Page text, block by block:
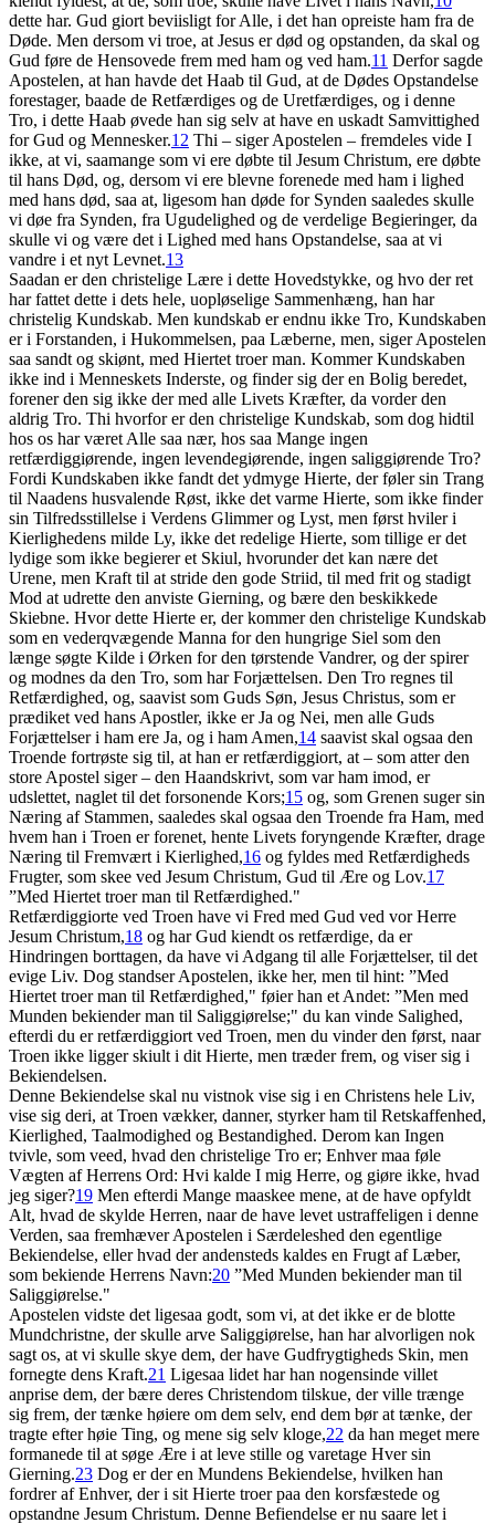
dette har. Gud giort beviisligt for Alle, i det han opreiste ham fra de
Døde. Men dersom vi troe, at Jesus er død og opstanden, da skal og
Gud føre de Hensovede frem med ham og ved ham.11 Derfor sagde
Apostelen, at han havde det Haab til Gud, at de Dødes Opstandelse
forestager, baade de Retfærdiges og de Uretfærdiges, og i denne
Tro, i dette Haab øvede han sig selv at have en uskadt Samvittighed
for Gud og Mennesker.12 Thi – siger Apostelen – fremdeles vide I
ikke, at vi, saamange som vi ere døbte til Jesum Christum, ere døbte
til hans Død, og, dersom vi ere blevne forenede med ham i lighed
med hans død, saa at, ligesom han døde for Synden saaledes skulle
vi døe fra Synden, fra Ugudelighed og de verdelige Begieringer, da
skulle vi og være det i Lighed med hans Opstandelse, saa at vi
vandre i et nyt Levnet.13
Saadan er den christelige Lære i dette Hovedstykke, og hvo der ret
har fattet dette i dets hele, uopløselige Sammenhæng, han har
christelig Kundskab. Men kundskab er endnu ikke Tro, Kundskaben
er i Forstanden, i Hukommelsen, paa Læberne, men, siger Apostelen
saa sandt og skiønt, med Hiertet troer man. Kommer Kundskaben
ikke ind i Menneskets Inderste, og finder sig der en Bolig beredet,
forener den sig ikke der med alle Livets Kræfter, da vorder den
aldrig Tro. Thi hvorfor er den christelige Kundskab, som dog hidtil
hos os har været Alle saa nær, hos saa Mange ingen
retfærdiggiørende, ingen levendegiørende, ingen saliggiørende Tro?
Fordi Kundskaben ikke fandt det ydmyge Hierte, der føler sin Trang
til Naadens husvalende Røst, ikke det varme Hierte, som ikke finder
sin Tilfredsstillelse i Verdens Glimmer og Lyst, men først hviler i
Kierlighedens milde Ly, ikke det redelige Hierte, som tillige er det
lydige som ikke begierer et Skiul, hvorunder det kan nære det
Urene, men Kraft til at stride den gode Striid, til med frit og stadigt
Mod at udrette den anviste Gierning, og bære den beskikkede
Skiebne. Hvor dette Hierte er, der kommer den christelige Kundskab
som en vederqvægende Manna for den hungrige Siel som den
længe søgte Kilde i Ørken for den tørstende Vandrer, og der spirer
og modnes da den Tro, som har Forjættelsen. Den Tro regnes til
Retfærdighed, og, saavist som Guds Søn, Jesus Christus, som er
prædiket ved hans Apostler, ikke er Ja og Nei, men alle Guds
Forjættelser i ham ere Ja, og i ham Amen,14 saavist skal ogsaa den
Troende fortrøste sig til, at han er retfærdiggiort, at – som atter den
store Apostel siger – den Haandskrivt, som var ham imod, er
udslettet, naglet til det forsonende Kors;15 og, som Grenen suger sin
Næring af Stammen, saaledes skal ogsaa den Troende fra Ham, med
hvem han i Troen er forenet, hente Livets foryngende Kræfter, drage
Næring til Fremvært i Kierlighed,16 og fyldes med Retfærdigheds
Frugter, som skee ved Jesum Christum, Gud til Ære og Lov.17
”Med Hiertet troer man til Retfærdighed."
Retfærdiggiorte ved Troen have vi Fred med Gud ved vor Herre
Jesum Christum,18 og har Gud kiendt os retfærdige, da er
Hindringen borttagen, da have vi Adgang til alle Forjættelser, til det
evige Liv. Dog standser Apostelen, ikke her, men til hint: ”Med
Hiertet troer man til Retfærdighed," føier han et Andet: ”Men med
Munden bekiender man til Saliggiørelse;" du kan vinde Salighed,
efterdi du er retfærdiggiort ved Troen, men du vinder den først, naar
Troen ikke ligger skiult i dit Hierte, men træder frem, og viser sig i
Bekiendelsen.
Denne Bekiendelse skal nu vistnok vise sig i en Christens hele Liv,
vise sig deri, at Troen vækker, danner, styrker ham til Retskaffenhed,
Kierlighed, Taalmodighed og Bestandighed. Derom kan Ingen
tvivle, som veed, hvad den christelige Tro er; Enhver maa føle
Vægten af Herrens Ord: Hvi kalde I mig Herre, og giøre ikke, hvad
jeg siger?19 Men efterdi Mange maaskee mene, at de have opfyldt
Alt, hvad de skylde Herren, naar de have levet ustraffeligen i denne
Verden, saa fremhæver Apostelen i Særdeleshed den egentlige
Bekiendelse, eller hvad der andensteds kaldes en Frugt af Læber,
som bekiende Herrens Navn:20 ”Med Munden bekiender man til
Saliggiørelse."
Apostelen vidste det ligesaa godt, som vi, at det ikke er de blotte
Mundchristne, der skulle arve Saliggiørelse, han har alvorligen nok
sagt os, at vi skulle skye dem, der have Gudfrygtigheds Skin, men
fornegte dens Kraft.21 Ligesaa lidet har han nogensinde villet
anprise dem, der bære deres Christendom tilskue, der ville trænge
sig frem, der tænke høiere om dem selv, end dem bør at tænke, der
tragte efter høie Ting, og mene sig selv kloge,22 da han meget mere
formanede til at søge Ære i at leve stille og varetage Hver sin
Gierning.23 Dog er der en Mundens Bekiendelse, hvilken han
fordrer af Enhver, der i sit Hierte troer paa den korsfæstede og
opstandne Jesum Christum. Denne Befiendelse er nu saare let i